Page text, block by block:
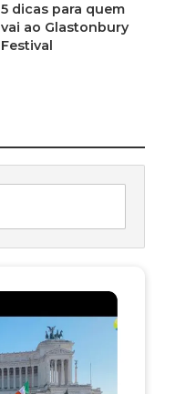
5 dicas para quem
vai ao Glastonbury
Festival